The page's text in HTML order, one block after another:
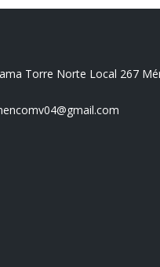
Torre Norte Local 267